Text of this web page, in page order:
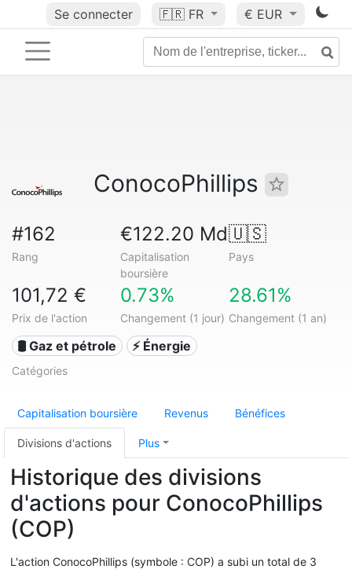
Se connecter 🇫🇷 FR € EUR
ConocoPhillips
#162
Rang
€122.20 Md
Capitalisation
boursière
🇺🇸
Pays
101,72 €
Prix de l'action
0.73%
Changement (1 jour)
28.61%
Changement (1 an)
🛢 Gaz et pétrole ⚡ Énergie
Catégories
Capitalisation boursière Revenus Bénéfices
Divisions d'actions Plus
Historique des divisions
d'actions pour ConocoPhillips
(COP)
L'action ConocoPhillips (symbole : COP) a subi un total de 3